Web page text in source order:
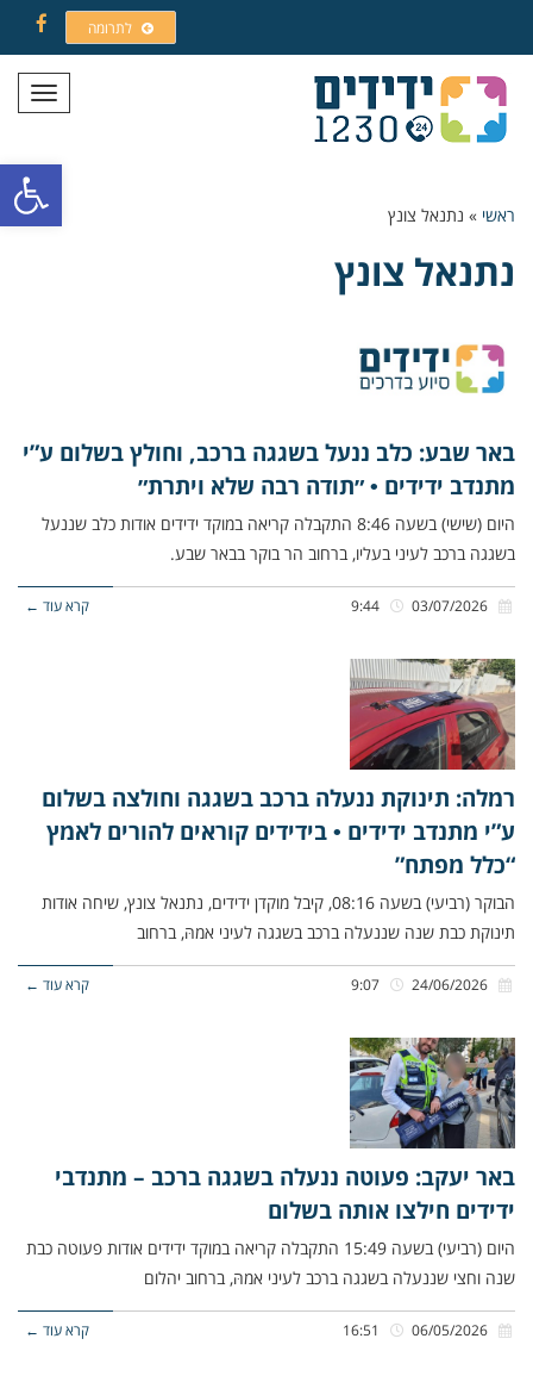
פתח
לתרומה
תפריט
ראשי » נתנאל צונץ
נתנאל צונץ
באר שבע: כלב ננעל בשגגה ברכב, וחולץ בשלום ע”י
מתנדב ידידים • ״תודה רבה שלא ויתרת״
היום (שישי) בשעה 8:46 התקבלה קריאה במוקד ידידים אודות כלב שננעל
בשגגה ברכב לעיני בעליו, ברחוב הר בוקר בבאר שבע.
קרא עוד ←
רמלה: תינוקת ננעלה ברכב בשגגה וחולצה בשלום
ע”י מתנדב ידידים • בידידים קוראים להורים לאמץ
“כלל מפתח”
הבוקר (רביעי) בשעה 08:16, קיבל מוקדן ידידים, נתנאל צונץ, שיחה אודות
תינוקת כבת שנה שננעלה ברכב בשגגה לעיני אמהּ, ברחוב
קרא עוד ←
באר יעקב: פעוטה ננעלה בשגגה ברכב – מתנדבי
ידידים חילצו אותה בשלום
היום (רביעי) בשעה 15:49 התקבלה קריאה במוקד ידידים אודות פעוטה כבת
שנה וחצי שננעלה בשגגה ברכב לעיני אמהּ, ברחוב יהלום
קרא עוד ←